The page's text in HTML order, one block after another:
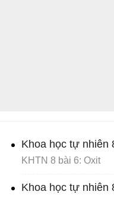
Khoa học tự nhiên
KHTN 8 bài 6: Oxit
Khoa học tự nhiên